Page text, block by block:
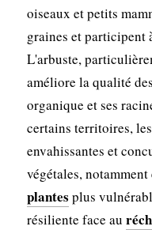
oiseaux et petits
graines et participent
L'arbuste,
améliore la qualité
organique et ses
certains territoires,
envahissantes et
végétales,
plantes plus
résiliente face au